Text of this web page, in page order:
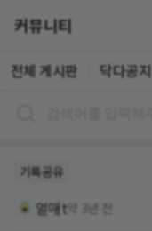
커뮤니티
전체 게시판 닥다공지
기록공유
열매t약 3년 전